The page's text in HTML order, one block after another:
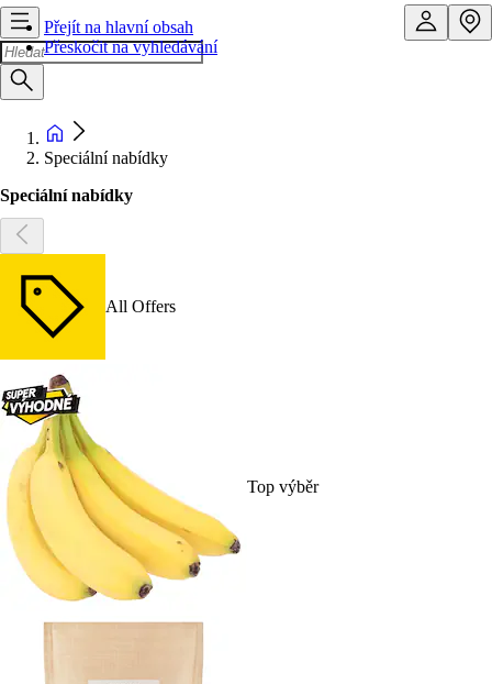
Přejít na hlavní obsah
Přeskočit na vyhledávání
Speciální nabídky
Speciální nabídky
All Offers
Top výběr